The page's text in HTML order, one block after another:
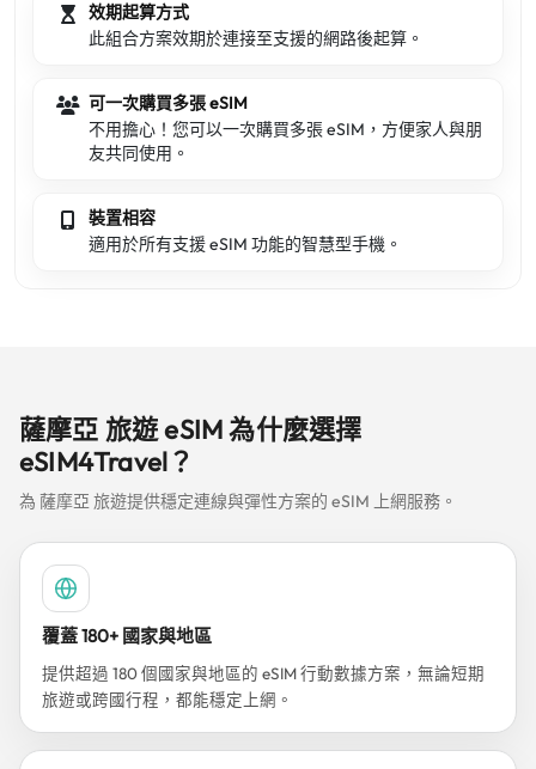
效期起算方式
此組合方案效期於連接至支援的網路後起算。
可一次購買多張 eSIM
不用擔心！您可以一次購買多張 eSIM，方便家人與朋
友共同使用。
裝置相容
適用於所有支援 eSIM 功能的智慧型手機。
薩摩亞 旅遊 eSIM 為什麼選擇
eSIM4Travel？
為 薩摩亞 旅遊提供穩定連線與彈性方案的 eSIM 上網服務。
覆蓋 180+ 國家與地區
提供超過 180 個國家與地區的 eSIM 行動數據方案，無論短期
旅遊或跨國行程，都能穩定上網。